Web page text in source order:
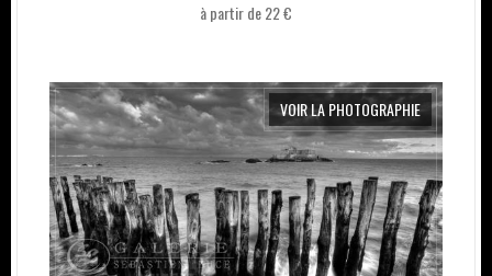
à partir de 22 €
VOIR LA PHOTOGRAPHIE